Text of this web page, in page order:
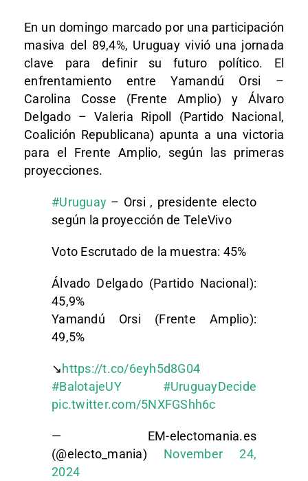
En un domingo marcado por una participación
masiva del 89,4%, Uruguay vivió una jornada
clave para definir su futuro político. El
enfrentamiento entre Yamandú Orsi –
Carolina Cosse (Frente Amplio) y Álvaro
Delgado – Valeria Ripoll (Partido Nacional,
Coalición Republicana) apunta a una victoria
para el Frente Amplio, según las primeras
proyecciones.
#Uruguay – Orsi , presidente electo
según la proyección de TeleVivo
Voto Escrutado de la muestra: 45% ️
Álvado Delgado (Partido Nacional):
45,9%
Yamandú Orsi (Frente Amplio):
49,5%
↘️https://t.co/6eyh5d8G04
#BalotajeUY
#UruguayDecide
pic.twitter.com/5NXFGShh6c
— EM-electomania.es
(@electo_mania) November 24,
2024